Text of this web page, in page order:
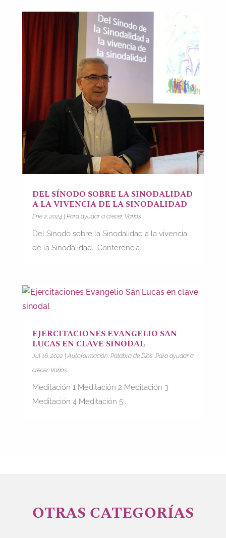
DEL SÍNODO SOBRE LA SINODALIDAD
A LA VIVENCIA DE LA SINODALIDAD
Ene 2, 2024| Para ayudar a crecer. Varios
Del Sínodo sobre la Sinodalidad a la vivencia
de la Sinodalidad. Conferencia...
EJERCITACIONES EVANGELIO SAN
LUCAS EN CLAVE SINODAL
Jul 16, 2022| Autoformación Palabra de Dios Para ayudar a
crecer. Varios
Meditación 1 Meditación 2 Meditación 3
Meditación 4 Meditación 5...
OTRAS CATEGORÍAS